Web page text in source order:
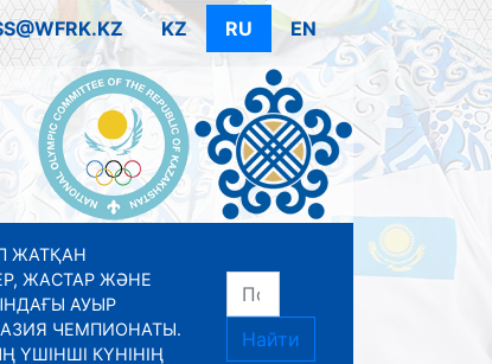
KZ RU EN
ЖАТҚАН
ЖАСТАР ЖӘНЕ
АУЫР
ЧЕМПИОНАТЫ.
ҮШІНШІ КҮНІНІҢ
Найти